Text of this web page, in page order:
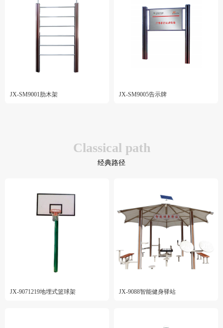
JX-SM9001肋木架 JX-SM9005告示牌
Classical path
经典路径
JX-9071219地埋式篮球架 JX-9088智能健身驿站